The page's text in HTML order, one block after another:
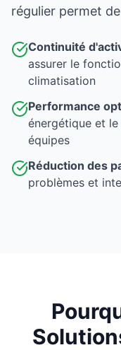
régulier permet
Continuité
assurer le
climatisation
Performance
énergétique et
équipes
Réduction des
problèmes et